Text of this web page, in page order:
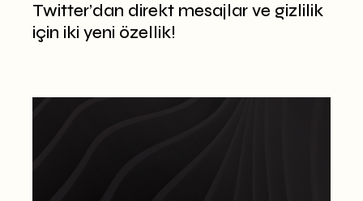
Twitter’dan direkt mesajlar ve gizlilik
için iki yeni özellik!